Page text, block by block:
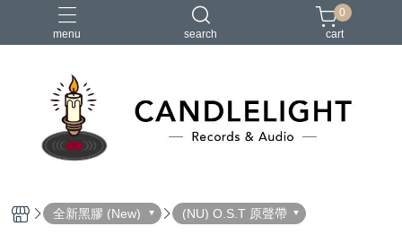
menu search
2026大港開唱 RSD 聖誕節 鏈鋸人蕾潔篇 黑潮好針
0
cart
全新黑膠 (New) (NU) O.S.T 原聲帶